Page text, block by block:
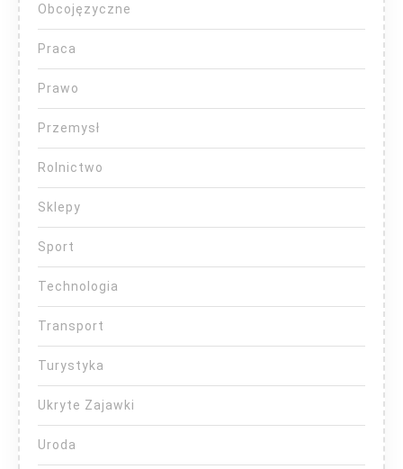
Obcojęzyczne
Praca
Prawo
Przemysł
Rolnictwo
Sklepy
Sport
Technologia
Transport
Turystyka
Ukryte Zajawki
Uroda